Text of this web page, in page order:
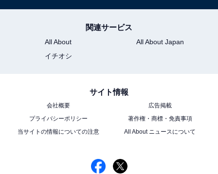
関連サービス
All About
All About Japan
イチオシ
サイト情報
会社概要
広告掲載
プライバシーポリシー
著作権・商標・免責事項
当サイトの情報についての注意
All About ニュースについて